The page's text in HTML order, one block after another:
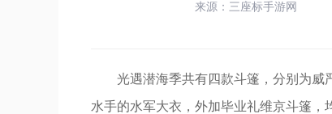
来源：三座标手游网
光遇潜海季共有四款斗篷，分别为威
水手的水军大衣，外加毕业礼维京斗篷，